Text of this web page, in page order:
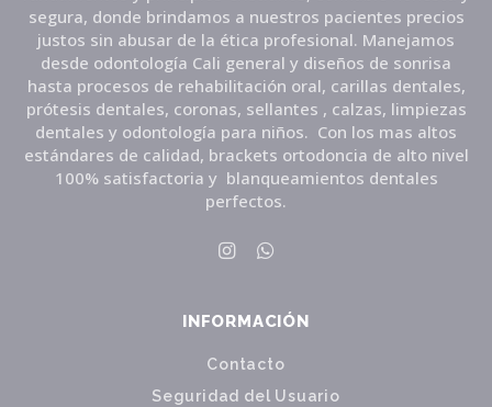
segura, donde brindamos a nuestros pacientes precios
justos sin abusar de la ética profesional. Manejamos
desde odontología Cali general y diseños de sonrisa
hasta procesos de rehabilitación oral, carillas dentales,
prótesis dentales, coronas, sellantes , calzas, limpiezas
dentales y odontología para niños. Con los mas altos
estándares de calidad, brackets ortodoncia de alto nivel
100% satisfactoria y blanqueamientos dentales
perfectos.
INFORMACIÓN
Contacto
Seguridad del Usuario